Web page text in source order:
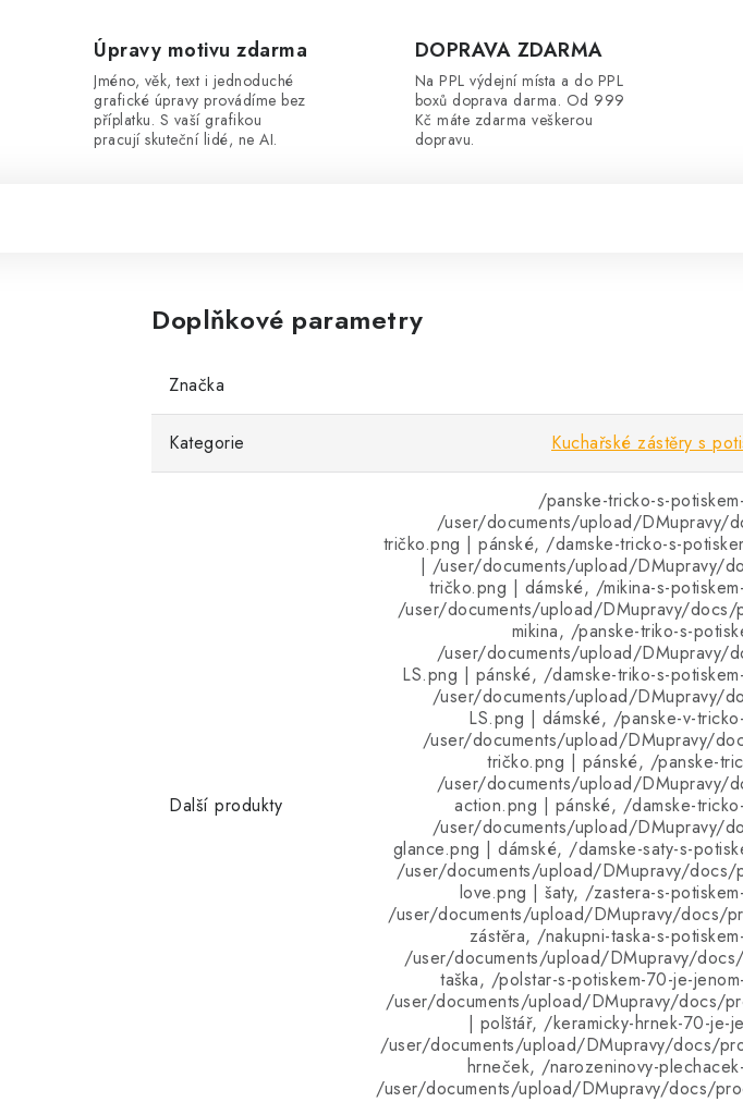
Úpravy motivu zdarma
Jméno, věk, text i jednoduché
grafické úpravy provádíme bez
příplatku. S vaší grafikou
pracují skuteční lidé, ne AI.
DOPRAVA ZDARMA
Na PPL výdejní místa a do PPL
boxů doprava darma. Od 999
Kč máte zdarma veškerou
dopravu.
Doplňkové parametry
Značka
Kategorie Kuchařské zástěry s
Další produkty
/panske-tricko-s-
/user/documents/upload/DMupravy/
tričko.png | pánské, /damske-tricko-s-
| /user/documents/upload/DMupravy/
tričko.png | dámské, /mikina-s-
/user/documents/upload/DMupravy/docs/
mikina, /panske-triko-s-
/user/documents/upload/DMupravy/
LS.png | pánské, /damske-triko-s-
/user/documents/upload/DMupravy/
LS.png | dámské, /panske-v-
/user/documents/upload/DMupravy/
tričko.png | pánské, /panske-
/user/documents/upload/DMupravy/
action.png | pánské, /damske-
/user/documents/upload/DMupravy/
glance.png | dámské, /damske-saty-s-
/user/documents/upload/DMupravy/docs/
love.png | šaty, /zastera-s-
/user/documents/upload/DMupravy/docs/
zástěra, /nakupni-taska-s-
/user/documents/upload/DMupravy/
taška, /polstar-s-potiskem-70-je-
/user/documents/upload/DMupravy/docs/
| polštář, /keramicky-hrnek-70-je-
/user/documents/upload/DMupravy/docs/
hrneček, /narozeninovy-
/user/documents/upload/DMupravy/docs/